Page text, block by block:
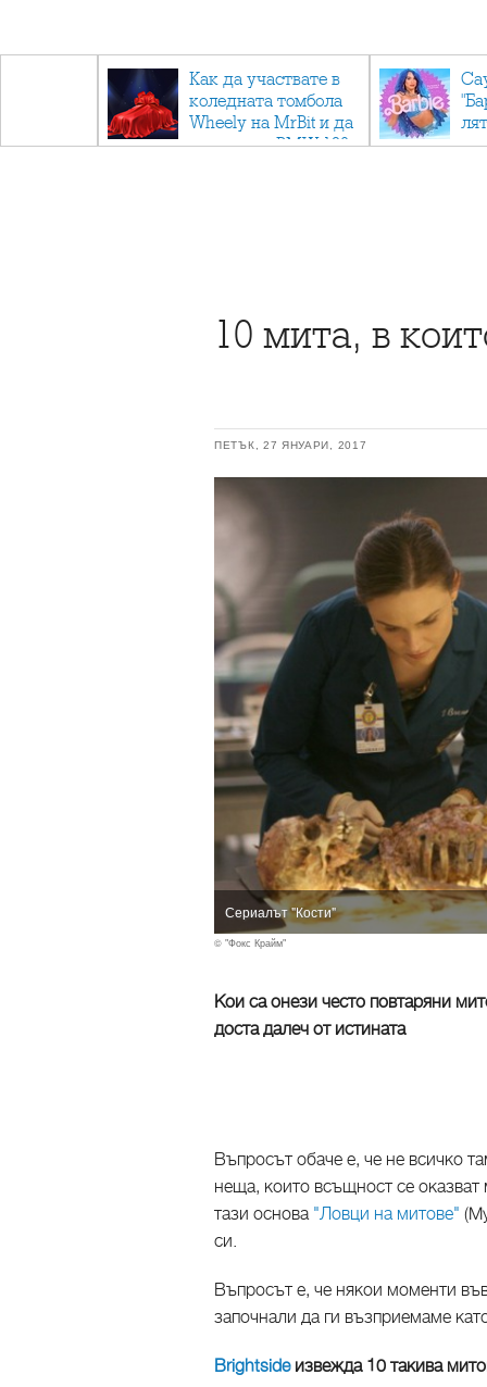
Как да участвате в
коледната томбола
Wheely на MrBit и да
спечелите BMW 120
10 мита, в
ПЕТЪК, 27 ЯНУАРИ, 2017
Сериалът "Кости"
© "Фокс Крайм"
Кои са онези често повтаряни
доста далеч от истината
Въпросът обаче е, че не всичко
неща, които всъщност се
тази основа "Ловци на митове"
си.
Въпросът е, че някои моменти
започнали да ги възприемаме
Brightsideизвежда 10 такива